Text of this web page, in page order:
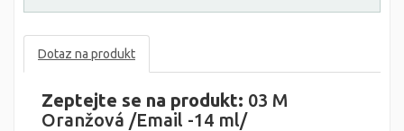
Dotaz na produkt
Zeptejte se na produkt: 03 M
Oranžová /Email -14 ml/